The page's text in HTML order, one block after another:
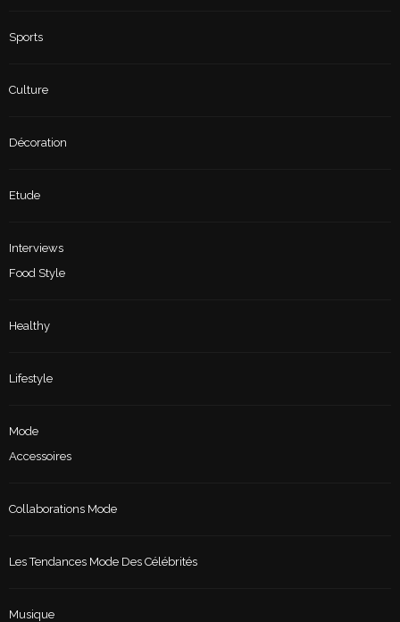
Sports
Culture
Décoration
Etude
Interviews
Food Style
Healthy
Lifestyle
Mode
Accessoires
Collaborations Mode
Les Tendances Mode Des Célébrités
Musique